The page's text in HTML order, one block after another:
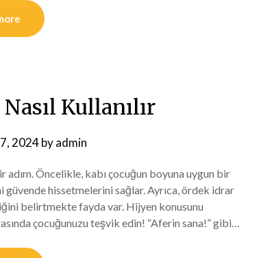
Kullanılır
2024byadmin
adım. Öncelikle, kabı çocuğun boyuna uygun bir
hissetmelerini sağlar. Ayrıca, ördek idrar
belirtmekte fayda var. Hijyen konusunu
çocuğunuzu teşvik edin! “Aferin sana!” gibi…